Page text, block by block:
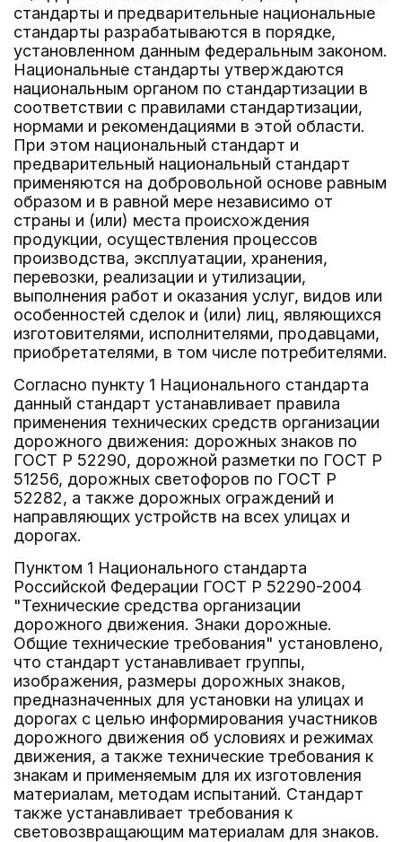
стандарты и предварительные национальные
стандарты разрабатываются в порядке,
установленном данным федеральным законом.
Национальные стандарты утверждаются
национальным органом по стандартизации в
соответствии с правилами стандартизации,
нормами и рекомендациями в этой области.
При этом национальный стандарт и
предварительный национальный стандарт
применяются на добровольной основе равным
образом и в равной мере независимо от
страны и (или) места происхождения
продукции, осуществления процессов
производства, эксплуатации, хранения,
перевозки, реализации и утилизации,
выполнения работ и оказания услуг, видов или
особенностей сделок и (или) лиц, являющихся
изготовителями, исполнителями, продавцами,
приобретателями, в том числе потребителями.
Согласно пункту 1 Национального стандарта
данный стандарт устанавливает правила
применения технических средств организации
дорожного движения: дорожных знаков по
ГОСТ Р 52290, дорожной разметки по ГОСТ Р
51256, дорожных светофоров по ГОСТ Р
52282, а также дорожных ограждений и
направляющих устройств на всех улицах и
дорогах.
Пунктом 1 Национального стандарта
Российской Федерации ГОСТ Р 52290-2004
"Технические средства организации
дорожного движения. Знаки дорожные.
Общие технические требования" установлено,
что стандарт устанавливает группы,
изображения, размеры дорожных знаков,
предназначенных для установки на улицах и
дорогах с целью информирования участников
дорожного движения об условиях и режимах
движения, а также технические требования к
знакам и применяемым для их изготовления
материалам, методам испытаний. Стандарт
также устанавливает требования к
световозвращающим материалам для знаков.